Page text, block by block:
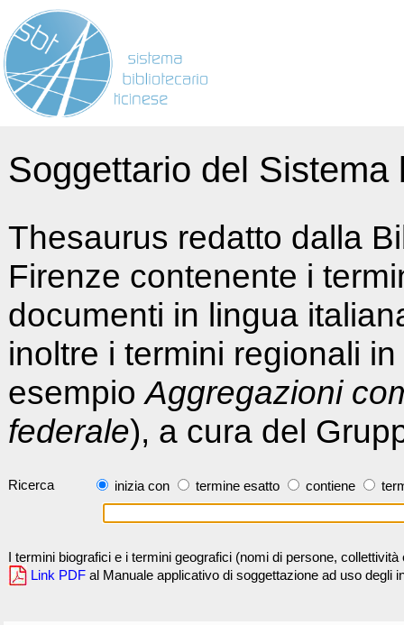
Soggettario del
Thesaurus redatto dalla
Firenze contenente i
documenti in lingua
inoltre i termini regionali
esempioAggregazioni
federale), a cura del
Ricerca inizia con termine esatto contiene
I termini biografici e i termini geografici (nomi di persone,
Link PDF al Manuale applicativo di soggettazione ad uso degli